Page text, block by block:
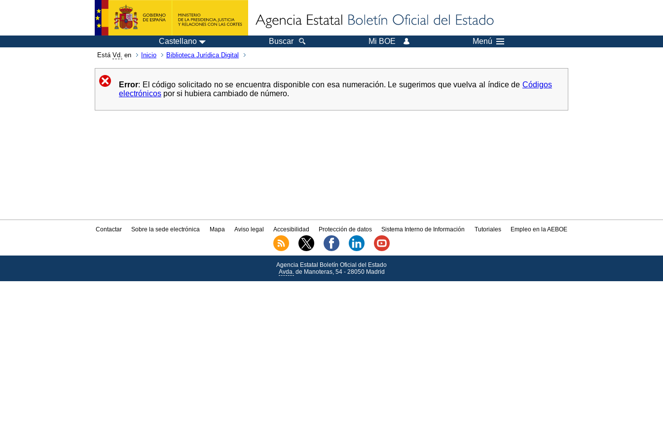
Castellano Buscar Mi BOE Menú
Está Vd. en Inicio Biblioteca Jurídica Digital
Error: El código solicitado no se encuentra disponible con esa numeración. Le sugerimos que vuelva al índice de Códigos
electrónicos por si hubiera cambiado de número.
Contactar Sobre la sede electrónica Mapa Aviso legal Accesibilidad Protección de datos Sistema Interno de Información Tutoriales Empleo en la AEBOE
Agencia Estatal Boletín Oficial del Estado
Avda.de Manoteras, 54 - 28050 Madrid